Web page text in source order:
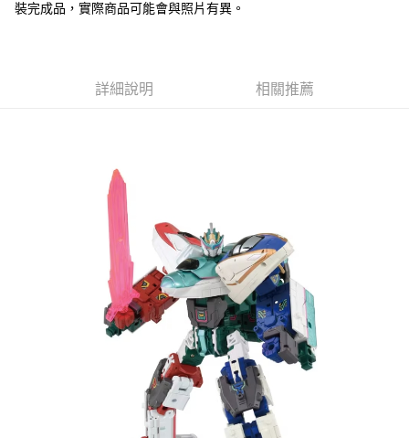
1.本服務由台灣大哥大提供，台灣大哥大用戶可立即使用無須另外申請。
3.實際核准額度、可分期數及費用金額請依後續交易確認頁面所載為準。
4.訂單成立30分鐘內，如未前往確認交易或遇審核未通過，訂單將自動取
2.透過簡訊連結打開帳單後，可選擇「超商條碼／台灣大直營門市／銀行轉
帳／街口支付／iPASS MONEY」等通路繳費。
1.本服務係由「台灣大哥大股份有限公司」（以下簡稱本公司）所提供，讓
用戶於交易時，得透過本服務購買商品或服務，並由商店將買賣／分期付款
買賣價金債權讓與本公司後，依約使用本公司帳單繳交帳款。
2.基於同意付款使用「大哥付你分期」之契約關係目的，商店將以您的個人
資料（包含姓名、電話或地址）提供予台灣大哥大進項蒐集、處理及利用，
由本公司與您本人進行分期帳單所需資料之確認、核對及更正。
3.完整用戶服務條款，請詳閱以下連結：https://oppay.tw/userRule
ATM付款
每筆NT$160，滿NT$3,000(含以上)免運費
東海門市自取，需自備購物袋取貨唷。
裝完成品，實際商品可能會與照片有異。
詳細說明 相關推薦